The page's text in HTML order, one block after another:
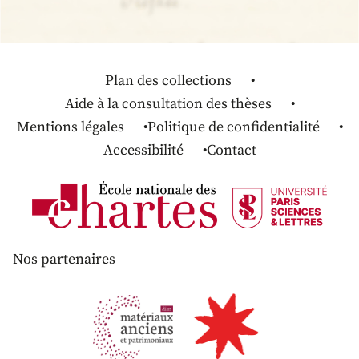
Plan des collections
Aide à la consultation des thèses
Mentions légales
Politique de confidentialité
Accessibilité
Contact
Nos partenaires